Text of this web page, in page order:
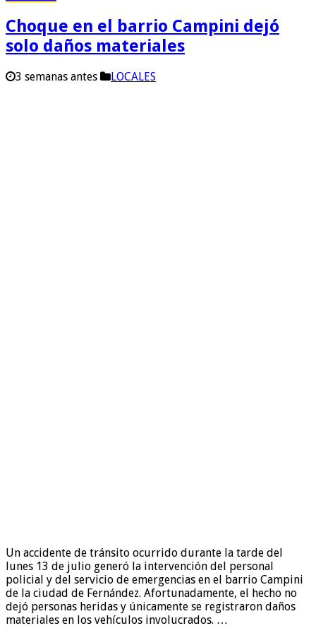
Choque en el barrio Campini dejó
solo daños materiales
3 semanas antes LOCALES
Un accidente de tránsito ocurrido durante la tarde del
lunes 13 de julio generó la intervención del personal
policial y del servicio de emergencias en el barrio Campini
de la ciudad de Fernández. Afortunadamente, el hecho no
dejó personas heridas y únicamente se registraron daños
materiales en los vehículos involucrados. …